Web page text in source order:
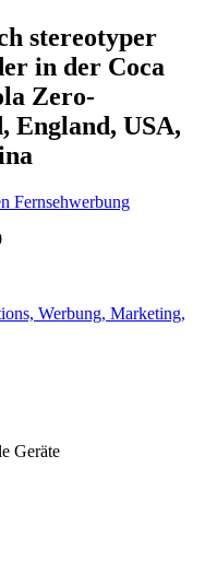
stereotyper
in der Coca
Zero-
England, USA,
Werbung, Marketing,
Geräte